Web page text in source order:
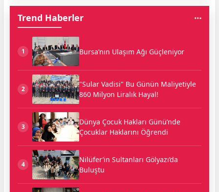
Trend Haberler
1 Bursa’nın Ulaşım Ağı Güçleniyor
2
"Sular Vadisi" Bu Günün Maliyetiyle
860 Milyon Liralık Hayal!
3
Dünya Çocuk Hakları Günü’nde
Çocuklar Haklarını Öğrendi
4
Nilüfer’in Sultanları Gölyazı’da
Buluştu